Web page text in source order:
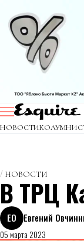
НОВОСТИ
НОВОСТИ
В ТРЦ
ЕО
Евгений
05 марта 2023